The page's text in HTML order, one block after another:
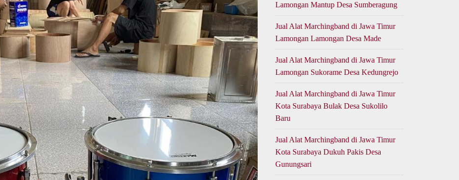
Lamongan Mantup Desa Sumberagung
Jual Alat Marchingband di Jawa Timur
Lamongan Lamongan Desa Made
Jual Alat Marchingband di Jawa Timur
Lamongan Sukorame Desa Kedungrejo
Jual Alat Marchingband di Jawa Timur
Kota Surabaya Bulak Desa Sukolilo
Baru
Jual Alat Marchingband di Jawa Timur
Kota Surabaya Dukuh Pakis Desa
Gunungsari